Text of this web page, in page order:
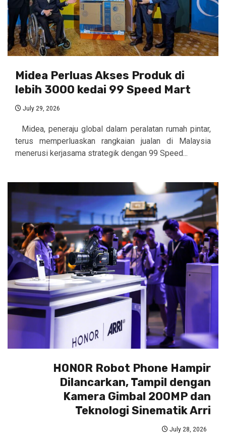
Midea Perluas Akses Produk di
lebih 3000 kedai 99 Speed Mart
July 29, 2026
Midea, peneraju global dalam peralatan rumah pintar,
terus memperluaskan rangkaian jualan di Malaysia
menerusi kerjasama strategik dengan 99 Speed...
HONOR Robot Phone Hampir
Dilancarkan, Tampil dengan
Kamera Gimbal 200MP dan
Teknologi Sinematik Arri
July 28, 2026